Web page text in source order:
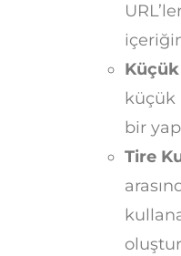
küçük
bir
Tire